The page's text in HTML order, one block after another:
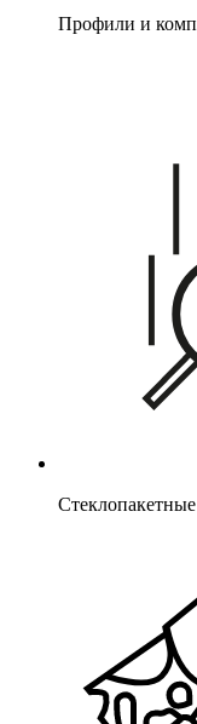
Профили и